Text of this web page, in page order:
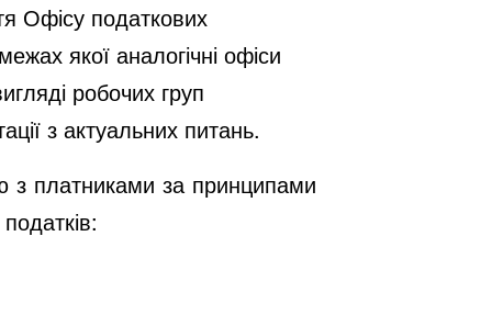
Офісу податкових
якої аналогічні офіси
робочих груп
з актуальних питань.
з платниками за принципами